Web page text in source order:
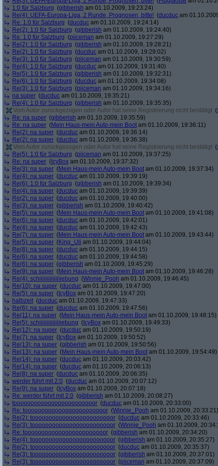
1:0 für Salzburg (gibberish am 01.10.2009, 19:23:24)
Re(4): UEFA-Europa-Liga, 2 Runde, Prognosen, bitte! (ducduc am
Re: 1:0 für Salzburg (ducduc am 01.10.2009, 19:24:14)
Re(2): 1:0 für Salzburg (gibberish am 01.10.2009, 19:24:40)
Re: 1:0 für Salzburg (piiceman am 01.10.2009, 19:27:29)
Re(2): 1:0 für Salzburg (gibberish am 01.10.2009, 19:28:21)
Re(2): 1:0 für Salzburg (ducduc am 01.10.2009, 19:29:02)
Re(3): 1:0 für Salzburg (piiceman am 01.10.2009, 19:30:59)
Re(4): 1:0 für Salzburg (ducduc am 01.10.2009, 19:31:40)
Re(5): 1:0 für Salzburg (gibberish am 01.10.2009, 19:32:31)
Re(6): 1:0 für Salzburg (ducduc am 01.10.2009, 19:34:08)
Re(3): 1:0 für Salzburg (piiceman am 01.10.2009, 19:34:16)
na super (ducduc am 01.10.2009, 19:35:21)
Re(4): 1:0 für Salzburg (gibberish am 01.10.2009, 19:35:35)
Vom Autor zurückgezogen oder Autor hat seine Registrierung nicht bestätigt (
Re: na super (gibberish am 01.10.2009, 19:35:59)
Re: na super (Mein Haus-mein Auto-mein Boot am 01.10.2009, 19:36:11)
Re(2): na super (ducduc am 01.10.2009, 19:36:14)
Re(2): na super (ducduc am 01.10.2009, 19:36:38)
Vom Autor zurückgezogen oder Autor hat seine Registrierung nicht bestätigt (
Re(5): 1:0 für Salzburg (piiceman am 01.10.2009, 19:37:25)
Re: na super ( IcyBox am 01.10.2009, 19:37:32)
Re(3): na super (Mein Haus-mein Auto-mein Boot am 01.10.2009, 19:37:34)
Re(4): na super (ducduc am 01.10.2009, 19:39:19)
Re(6): 1:0 für Salzburg (gibberish am 01.10.2009, 19:39:34)
Re(4): na super (ducduc am 01.10.2009, 19:39:39)
Re(2): na super (ducduc am 01.10.2009, 19:40:00)
Re(3): na super (gibberish am 01.10.2009, 19:40:42)
Re(5): na super (Mein Haus-mein Auto-mein Boot am 01.10.2009, 19:41:08)
Re(6): na super (ducduc am 01.10.2009, 19:42:01)
Re(4): na super (ducduc am 01.10.2009, 19:42:43)
Re(7): na super (Mein Haus-mein Auto-mein Boot am 01.10.2009, 19:43:44)
Re(5): na super (King_Uli am 01.10.2009, 19:44:04)
Re(8): na super (ducduc am 01.10.2009, 19:44:15)
Re(6): na super (ducduc am 01.10.2009, 19:44:58)
Re(6): na super (gibberish am 01.10.2009, 19:45:29)
Re(9): na super (Mein Haus-mein Auto-mein Boot am 01.10.2009, 19:46:28)
Re(4): schiiiiiiiiiiiiiiiebung (Winnie_Pooh am 01.10.2009, 19:46:45)
Re(10): na super (ducduc am 01.10.2009, 19:47:00)
Re(5): na super ( IcyBox am 01.10.2009, 19:47:20)
halbzeit (ducduc am 01.10.2009, 19:47:33)
Re(6): na super (ducduc am 01.10.2009, 19:47:56)
Re(11): na super (Mein Haus-mein Auto-mein Boot am 01.10.2009, 19:48:15)
Re(5): schiiiiiiiiiiiiiiiebung ( IcyBox am 01.10.2009, 19:49:33)
Re(12): na super (ducduc am 01.10.2009, 19:50:19)
Re(7): na super ( IcyBox am 01.10.2009, 19:50:52)
Re(13): na super (gibberish am 01.10.2009, 19:50:56)
Re(13): na super (Mein Haus-mein Auto-mein Boot am 01.10.2009, 19:54:49)
Re(14): na super (ducduc am 01.10.2009, 20:03:42)
Re(14): na super (ducduc am 01.10.2009, 20:06:13)
Re(8): na super (ducduc am 01.10.2009, 20:06:35)
werder führt mit 2:0 (ducduc am 01.10.2009, 20:07:12)
Re(9): na super ( IcyBox am 01.10.2009, 20:07:18)
Re: werder führt mit 2:0 (gibberish am 01.10.2009, 20:08:27)
toooooooooooooooooooooooor (ducduc am 01.10.2009, 20:33:00)
Re: toooooooooooooooooooooooor (Winnie_Pooh am 01.10.2009, 20:33:21)
Re(2): toooooooooooooooooooooooor (ducduc am 01.10.2009, 20:33:46)
Re(3): toooooooooooooooooooooooor (Winnie_Pooh am 01.10.2009,
Re: toooooooooooooooooooooooor (gibberish am 01.10.2009, 20:34:20)
Re(4): toooooooooooooooooooooooor (gibberish am 01.10.2009, 20:35:27)
Re(2): toooooooooooooooooooooooor (ducduc am 01.10.2009, 20:35:37)
Re(3): toooooooooooooooooooooooor (gibberish am 01.10.2009, 20:37:01)
Re(3): toooooooooooooooooooooooor (piiceman am 01.10.2009, 20:37:09)